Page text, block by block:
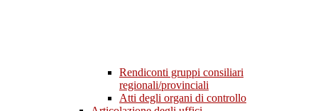
Rendiconti gruppi consiliari
regionali/provinciali
Atti degli organi di controllo